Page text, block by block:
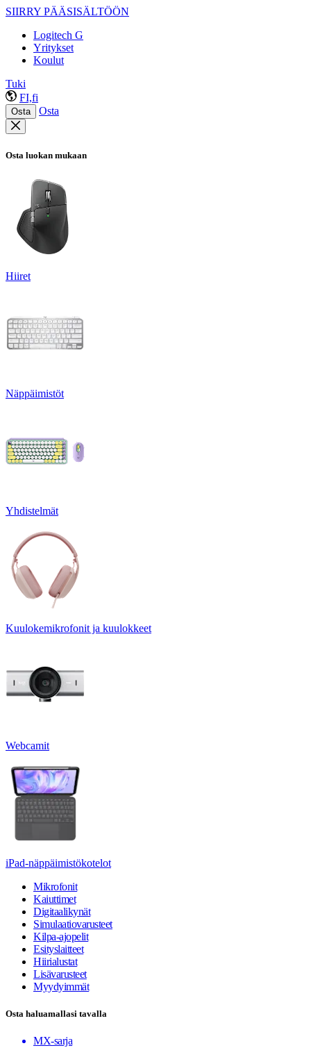
SIIRRY PÄÄSISÄLTÖÖN
Logitech G
Yritykset
Koulut
Tuki
FI,fi
Osta Osta
Osta luokan mukaan
Hiiret
Näppäimistöt
Yhdistelmät
Kuulokemikrofonit ja kuulokkeet
Webcamit
iPad-näppäimistökotelot
Mikrofonit
Kaiuttimet
Digitaalikynät
Simulaatiovarusteet
Kilpa-ajopelit
Esityslaitteet
Hiirialustat
Lisävarusteet
Myydyimmät
Osta haluamallasi tavalla
MX-sarja